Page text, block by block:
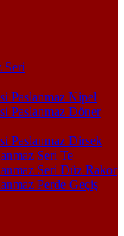
Seri
Paslanmaz Nipel
Paslanmaz Döner
Paslanmaz Dirsek
Seri Te
Seri Düz Rakor
Perde Geçiş